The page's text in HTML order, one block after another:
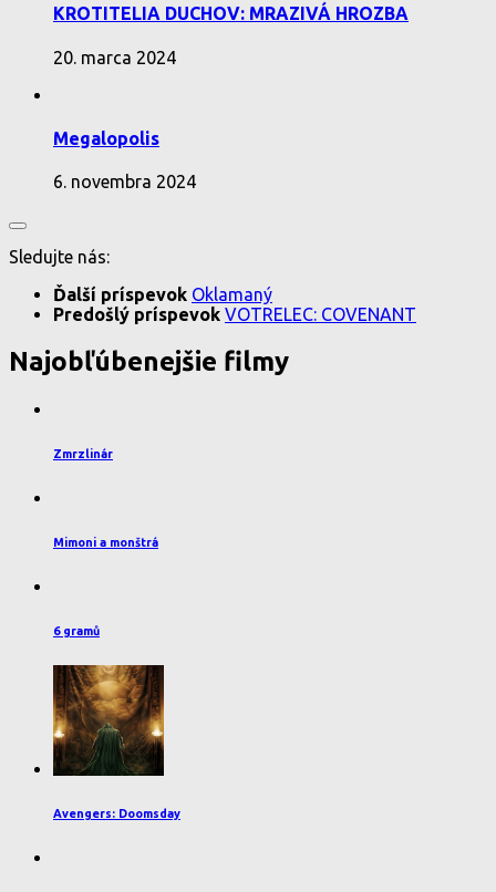
KROTITELIA DUCHOV: MRAZIVÁ HROZBA
20. marca 2024
Megalopolis
6. novembra 2024
Sledujte nás:
Ďalší príspevok Oklamaný
Predošlý príspevok VOTRELEC: COVENANT
Najobľúbenejšie filmy
Zmrzlinár
Mimoni a monštrá
6 gramů
Avengers: Doomsday